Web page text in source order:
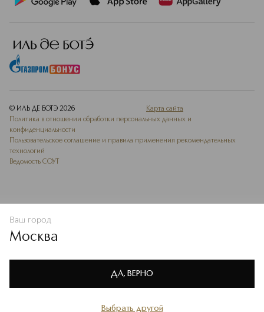
Политике конфиденциальности
В КОРЗИНУ
© ИЛЬ ДЕ БОТЭ 2026
Карта сайта
Политика в отношении обработки персональных данных и
конфиденциальности
Пользовательское соглашение и правила применения рекомендательных
технологий
Ведомость СОУТ
Ваш город
Москва
Выбрать другой
ДА, ВЕРНО